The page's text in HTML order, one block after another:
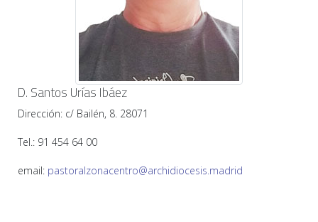
D. Santos Urías Ibáez
Dirección: c/ Bailén, 8. 28071
Tel.: 91 454 64 00
email: pastoralzonacentro@archidiocesis.madrid